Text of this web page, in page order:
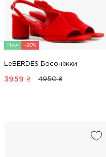
New -20%
LeBERDES Босоніжки
3959 ₴ 4950 ₴